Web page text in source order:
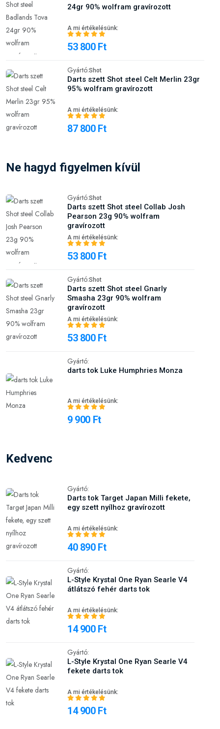
24gr 90% wolfram gravírozott
A mi értékelésünk:
53 800 Ft
Gyártó:Shot
Darts szett Shot steel Celt Merlin 23gr
95% wolfram gravírozott
A mi értékelésünk:
87 800 Ft
Ne hagyd figyelmen kívül
Gyártó:Shot
Darts szett Shot steel Collab Josh
Pearson 23g 90% wolfram
gravírozott
A mi értékelésünk:
53 800 Ft
Gyártó:Shot
Darts szett Shot steel Gnarly
Smasha 23gr 90% wolfram
gravírozott
A mi értékelésünk:
53 800 Ft
Gyártó:
darts tok Luke Humphries Monza
A mi értékelésünk:
9 900 Ft
Kedvenc
Gyártó:
Darts tok Target Japan Milli fekete,
egy szett nyílhoz gravírozott
A mi értékelésünk:
40 890 Ft
Gyártó:
L-Style Krystal One Ryan Searle V4
átlátszó fehér darts tok
A mi értékelésünk:
14 900 Ft
Gyártó:
L-Style Krystal One Ryan Searle V4
fekete darts tok
A mi értékelésünk:
14 900 Ft